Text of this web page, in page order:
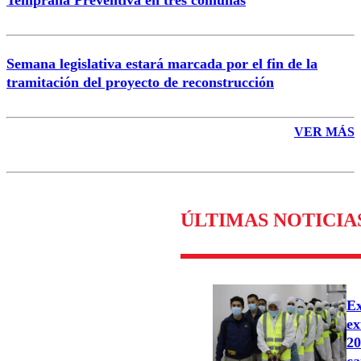
Semana legislativa estará marcada por el fin de la
tramitación del proyecto de reconstrucción
VER MÁS
ÚLTIMAS